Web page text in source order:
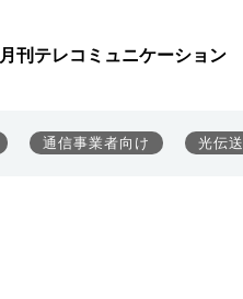
月刊テレコミュニケーション
通信事業者向け 光伝送